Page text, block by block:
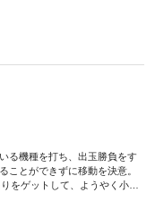
る機種を打ち、出玉勝負をす
ことができずに移動を決意。
をゲットして、ようやく小当